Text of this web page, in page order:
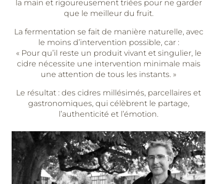
la main et rigoureusement triées pour ne garder
que le meilleur du fruit.
La fermentation se fait de manière naturelle, avec
le moins d’intervention possible, car :
« Pour qu’il reste un produit vivant et singulier, le
cidre nécessite une intervention minimale mais
une attention de tous les instants. »
Le résultat : des cidres millésimés, parcellaires et
gastronomiques, qui célèbrent le partage,
l’authenticité et l’émotion.